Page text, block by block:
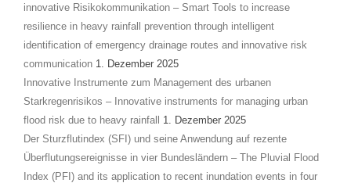
innovative Risikokommunikation – Smart Tools to increase
resilience in heavy rainfall prevention through intelligent
identification of emergency drainage routes and innovative risk
communication 1. Dezember 2025
Innovative Instrumente zum Management des urbanen
Starkregenrisikos – Innovative instruments for managing urban
flood risk due to heavy rainfall
1. Dezember 2025
Der Sturzflutindex (SFI) und seine Anwendung auf rezente
Überflutungsereignisse in vier Bundesländern – The Pluvial Flood
Index (PFI) and its application to recent inundation events in four